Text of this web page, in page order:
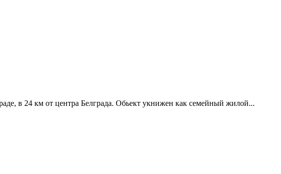
в 24 км от центра Белграда. Обьект укнижен как семейный жилой...